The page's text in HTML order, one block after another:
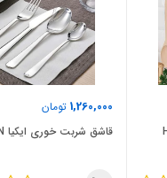
1,260,000 تومان
قاشق شربت خوری ایکیا DRAGON